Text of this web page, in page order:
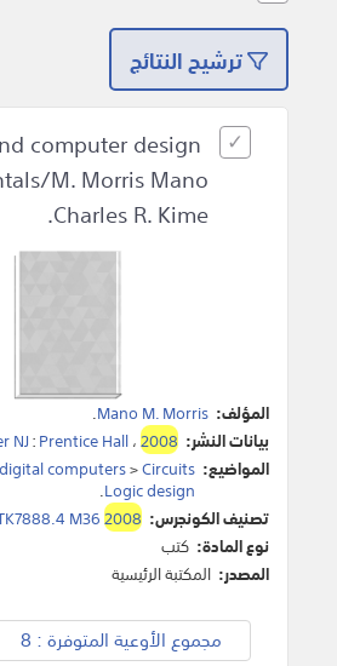
ترشيح النتائج
computer design
M. Morris Mano
Charles R. Kime.
المؤلف: Mano M. Morris
.
بيانات النشر:
NJ:Prentice Hall،2008
المواضيع:
computers>Circuits
Logic design
.
تصنيف الكونجرس:
M362008
نوع المادة: كتب
المصدر: المكتبة الرئيسية
مجموع الأوعية المتوفرة : 8